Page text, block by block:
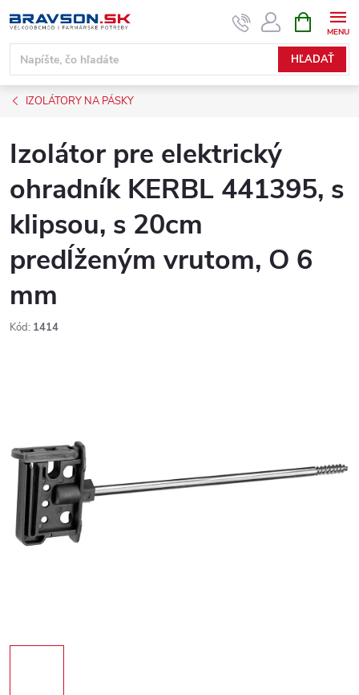
na
obsah
HĽADAŤ
KOŠÍK
IZOLÁTORY NA PÁSKY
Izolátor pre elektrický
ohradník KERBL 441395, s
klipsou, s 20cm
predĺženým vrutom, O 6
mm
Kód: 1414